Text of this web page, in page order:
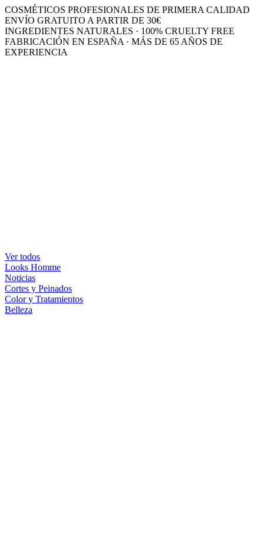
COSMÉTICOS PROFESIONALES DE PRIMERA CALIDAD
ENVÍO GRATUITO A PARTIR DE 30€
INGREDIENTES NATURALES · 100% CRUELTY FREE
FABRICACIÓN EN ESPAÑA · MÁS DE 65 AÑOS DE
EXPERIENCIA
Ver todos
Looks Homme
Noticias
Cortes y Peinados
Color y Tratamientos
Belleza